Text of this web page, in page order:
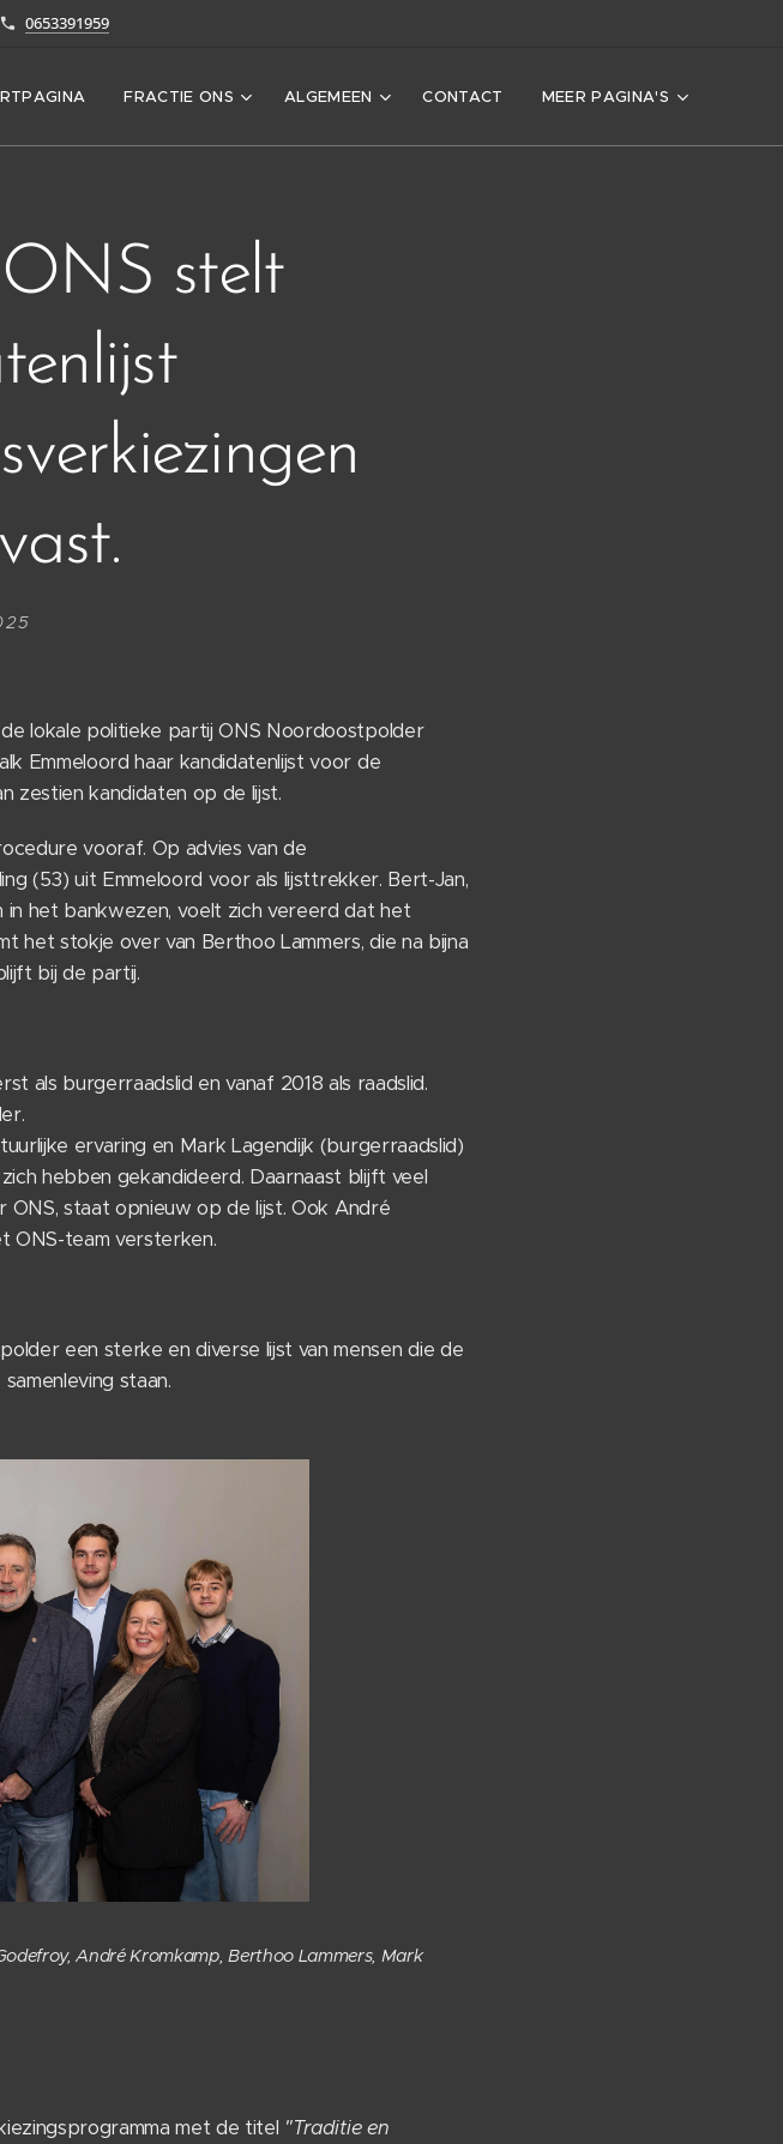
0653391959
FRACTIE ONS ALGEMEEN CONTACT MEER PAGINA'S
ONS stelt
lokale politieke partij ONS Noordoostpolder
Emmeloord haar kandidatenlijst voor de
zestien kandidaten op de lijst.
vooraf. Op advies van de
(53) uit Emmeloord voor als lijsttrekker. Bert-Jan,
het bankwezen, voelt zich vereerd dat het
het stokje over van Berthoo Lammers, die na bijna
bij de partij.
als burgerraadslid en vanaf 2018 als raadslid.
ervaring en Mark Lagendijk (burgerraadslid)
hebben gekandideerd. Daarnaast blijft veel
ONS, staat opnieuw op de lijst. Ook André
ONS-team versterken.
een sterke en diverse lijst van mensen die de
staan.
André Kromkamp, Berthoo Lammers, Mark
met de titel "Traditie en